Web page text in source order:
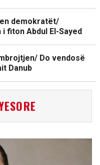
demokratët/
fiton Abdul El-Sayed
Do vendosë
Danub